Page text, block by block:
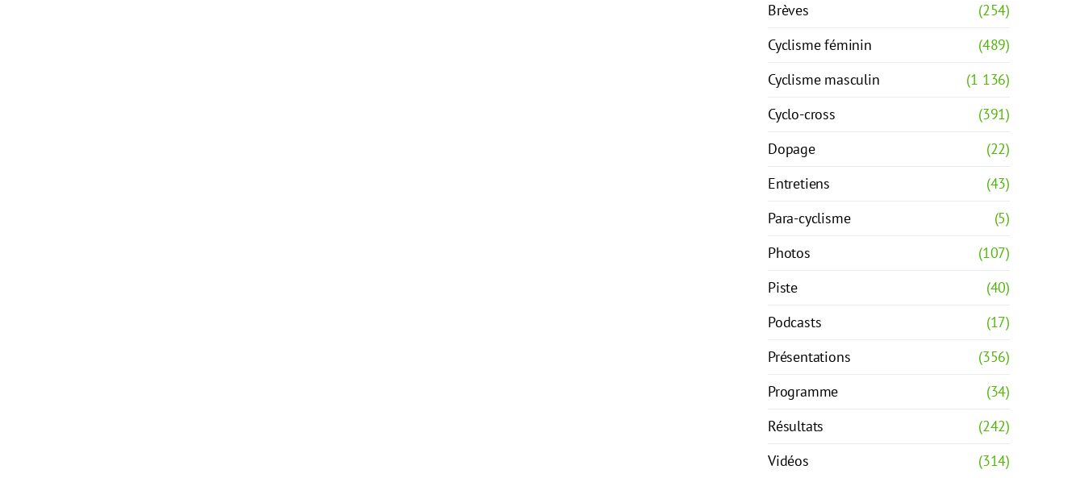
Brèves
(254)
Cyclisme féminin
(489)
Cyclisme masculin
(1 136)
Cyclo-cross
(391)
Dopage
(22)
Entretiens
(43)
Para-cyclisme
(5)
Photos
(107)
Piste
(40)
Podcasts
(17)
Présentations
(356)
Programme
(34)
Résultats
(242)
Vidéos
(314)